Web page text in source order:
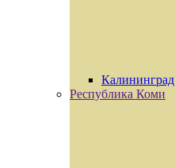
Калининград
Республика Коми